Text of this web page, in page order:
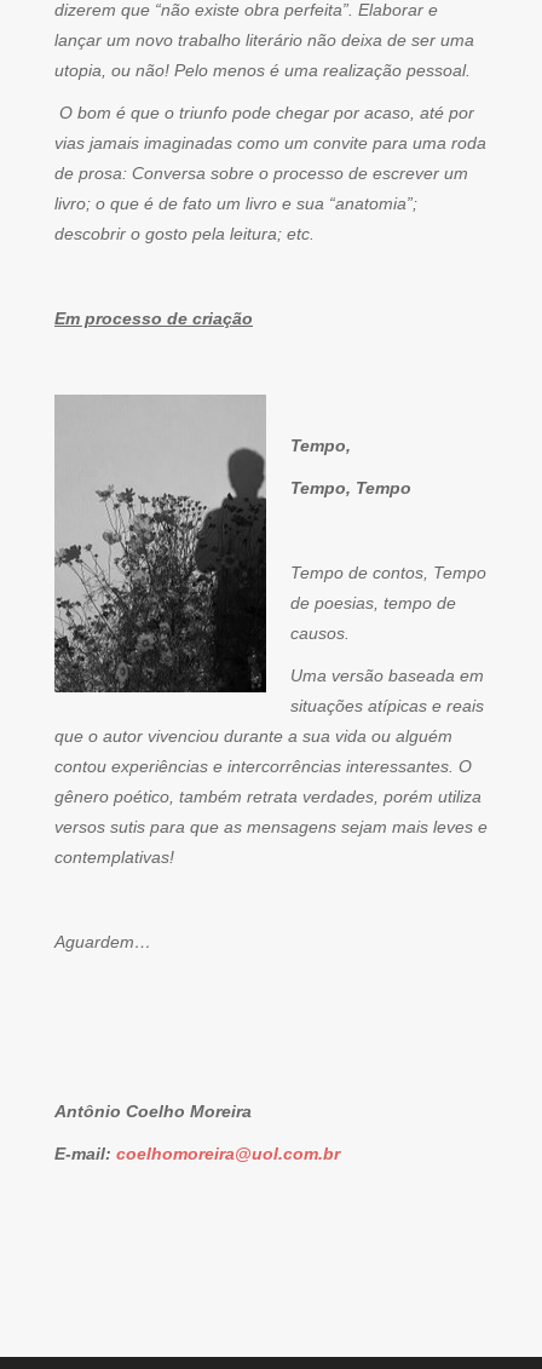
dizerem que “não existe obra perfeita”. Elaborar e
lançar um novo trabalho literário não deixa de ser uma
utopia, ou não! Pelo menos é uma realização pessoal.
O bom é que o triunfo pode chegar por acaso, até por
vias jamais imaginadas como um convite para uma roda
de prosa: Conversa sobre o processo de escrever um
livro; o que é de fato um livro e sua “anatomia”;
descobrir o gosto pela leitura; etc.
Em processo de criação
Tempo,
Tempo, Tempo
Tempo de contos, Tempo
de poesias, tempo de
causos.
Uma versão baseada em
situações atípicas e reais
que o autor vivenciou durante a sua vida ou alguém
contou experiências e intercorrências interessantes. O
gênero poético, também retrata verdades, porém utiliza
versos sutis para que as mensagens sejam mais leves e
contemplativas!
Aguardem…
Antônio Coelho Moreira
E-mail: coelhomoreira@uol.com.br